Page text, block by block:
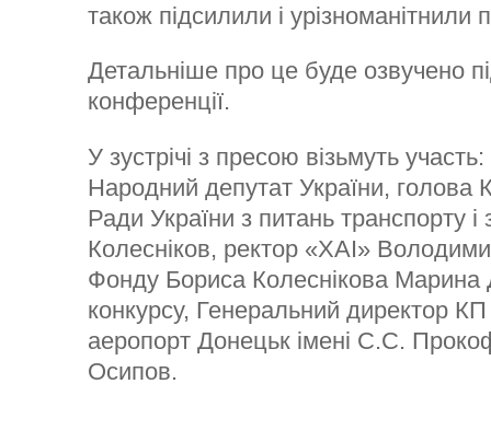
також підсилили і урізноманітнили
Детальніше про це буде озвучено
конференції.
У зустрічі з пресою візьмуть
Народний депутат України, голова
Ради України з питань транспорту і
Колесніков, ректор «ХАІ»
Фонду Бориса Колеснікова Марина
конкурсу, Генеральний директор
аеропорт Донецьк імені С.С.
Осипов.